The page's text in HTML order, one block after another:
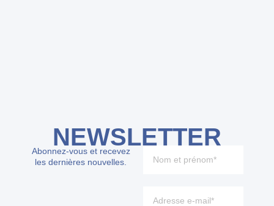
NEWSLETTER
Abonnez-vous et recevez
les dernières nouvelles.